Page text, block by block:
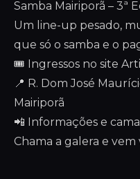
Samba Mairiporã – 3ª
Um line-up pesado,
que só o samba e o
🎟 Ingressos no site
📍 R. Dom José
Mairiporã
📲 Informações e
Chama a galera e vem